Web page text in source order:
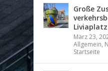
Große
Liviaplatz
März 23,
Allgemein,
Startseite